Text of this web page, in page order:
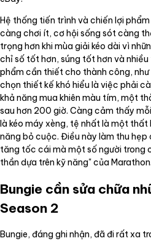
Hệ thống tiến trình và chiến lợi
càng chơi ít, cơ hội sống sót càng
trọng hơn khi mùa giải kéo dài vì
chỉ số tốt hơn, súng tốt hơn và
phẩm cần thiết cho thành công,
chọn thiết kế khó hiểu là việc phải
khả năng mua khiên màu tím, một
sau hơn 200 giờ. Càng cảm thấy
là kéo máy xèng, tệ nhất là một
năng bỏ cuộc. Điều này làm thu hẹp
tăng tốc cái mà một số người trong
thần dựa trên kỹ năng" của Marathon.
Bungie cần sửa chữa
Season 2
Bungie, đáng ghi nhận, đã đi rất xa